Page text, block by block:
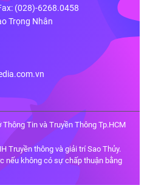
(028)-6268.0458
Trọng Nhân
Tin và Truyền Thông Tp.HCM
Truyền thông và giải trí Sao Thủy.
nếu không có sự chấp thuận bằng